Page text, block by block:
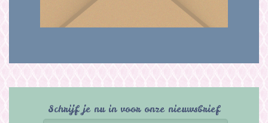
Schrijf je nu in voor onze nieuwsbrief